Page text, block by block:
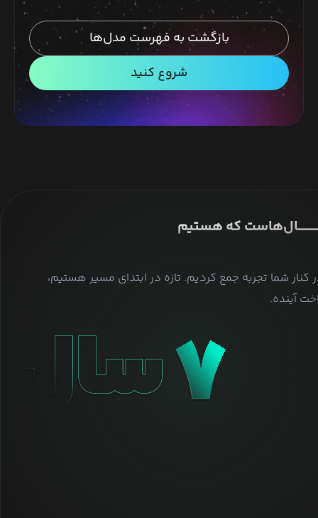
بازگشت به فهرست مدل‌ها
شروع کنید
که هستیم
کنار شما تجربه جمع کردیم. تازه در ابتدای مسیر هستیم،
آینده.